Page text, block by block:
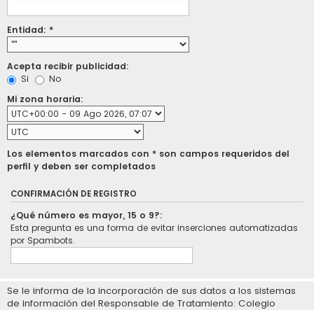
Entidad: *
Acepta recibir publicidad:
Si
No
Mi zona horaria:
Los elementos marcados con * son campos requeridos del
perfil y deben ser completados
CONFIRMACIÓN DE REGISTRO
¿Qué número es mayor, 15 o 9?:
Esta pregunta es una forma de evitar inserciones automatizadas
por Spambots.
Se le informa de la incorporación de sus datos a los sistemas
de información del Responsable de Tratamiento: Colegio